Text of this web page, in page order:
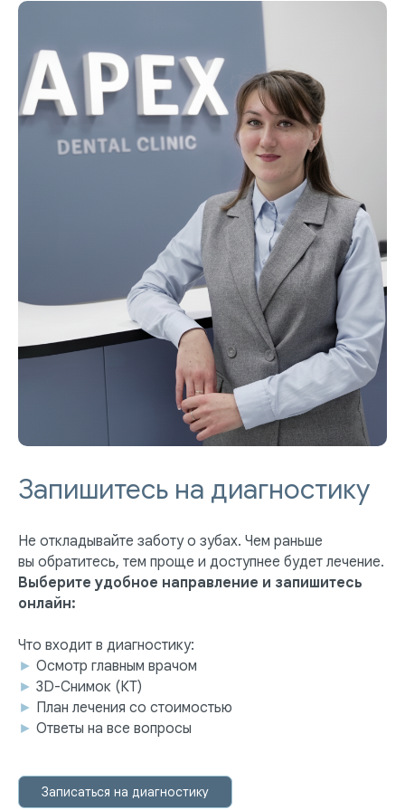
Запишитесь на диагностику
Не откладывайте заботу о зубах. Чем раньше
вы обратитесь, тем проще и доступнее будет лечение.
Выберите удобное направление и запишитесь
онлайн:
Что входит в диагностику:
► Осмотр главным врачом
► 3D-Снимок (КТ)
► План лечения со стоимостью
► Ответы на все вопросы
Записаться на диагностику